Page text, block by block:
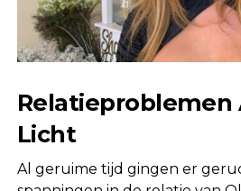
Relatieproblemen
Licht
Al geruime tijd gingen er